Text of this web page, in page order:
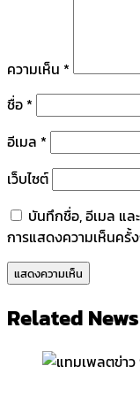
ความเห็น *
ชื่อ *
อีเมล *
เว็บไซต์
บันทึกชื่อ, อีเมล แล
การแสดงความเห็นครั้
Related News